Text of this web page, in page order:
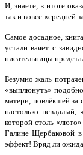
И, знаете, в итоге
так и вовсе «средней
Самое досадное,
устали ваяет с
писательницы
Безумно жаль
«выплюнуть»
матери, повлёкшей за
настолько невдалый,
которой столь
Галине Щербаковой
эффект! Вряд ли